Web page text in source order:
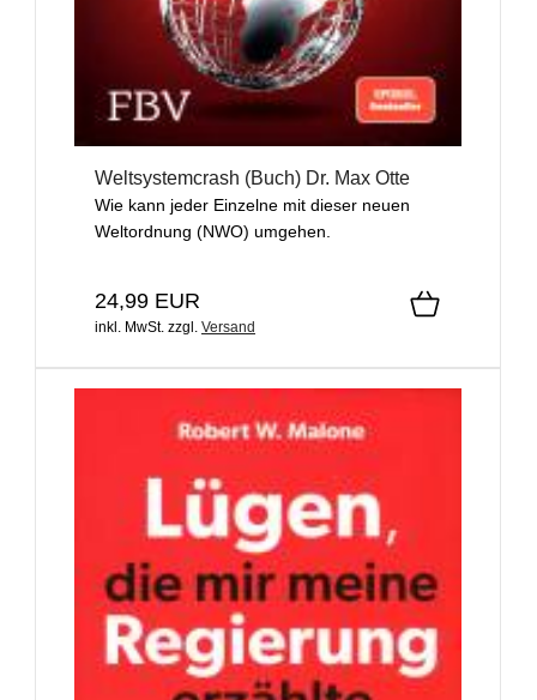
Weltsystemcrash (Buch) Dr. Max Otte
Wie kann jeder Einzelne mit dieser neuen
Weltordnung (NWO) umgehen.
24,99 EUR
inkl. MwSt. zzgl. Versand